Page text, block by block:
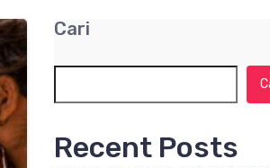
Cari
Recent Posts